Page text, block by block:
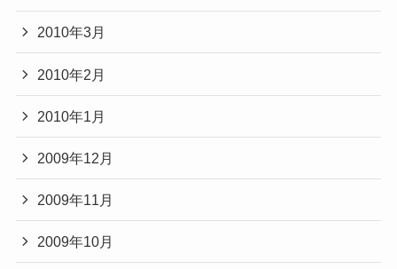
2010年3月
2010年2月
2010年1月
2009年12月
2009年11月
2009年10月